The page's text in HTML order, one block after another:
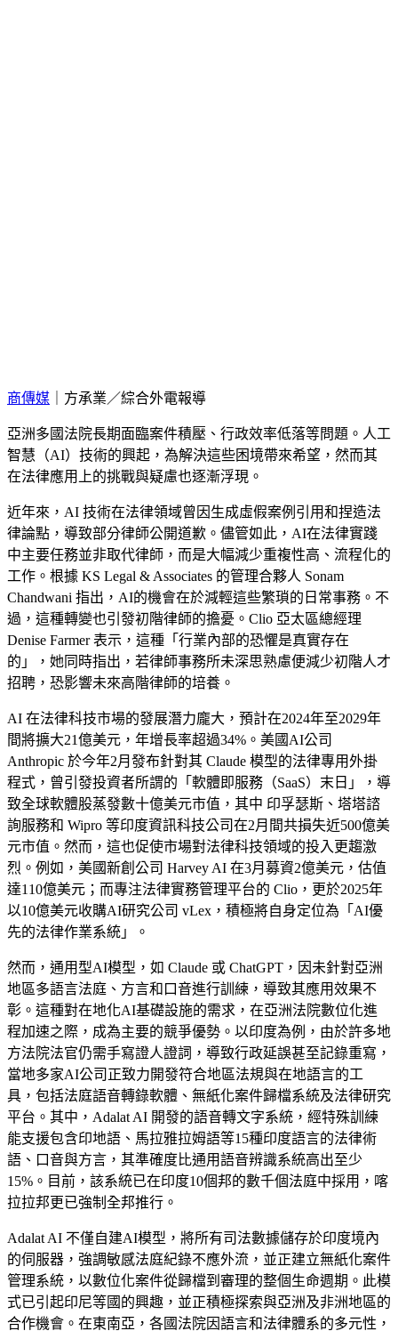
商傳媒 ｜方承業／綜合外電報導
亞洲多國法院長期面臨案件積壓、行政效率低落等問題。人工
智慧（AI）技術的興起，為解決這些困境帶來希望，然而其
在法律應用上的挑戰與疑慮也逐漸浮現。
近年來，AI 技術在法律領域曾因生成虛假案例引用和捏造法
律論點，導致部分律師公開道歉。儘管如此，AI在法律實踐
中主要任務並非取代律師，而是大幅減少重複性高、流程化的
工作。根據 KS Legal & Associates 的管理合夥人 Sonam
Chandwani 指出，AI的機會在於減輕這些繁瑣的日常事務。不
過，這種轉變也引發初階律師的擔憂。Clio 亞太區總經理
Denise Farmer 表示，這種「行業內部的恐懼是真實存在
的」，她同時指出，若律師事務所未深思熟慮便減少初階人才
招聘，恐影響未來高階律師的培養。
AI 在法律科技市場的發展潛力龐大，預計在2024年至2029年
間將擴大21億美元，年增長率超過34%。美國AI公司
Anthropic 於今年2月發布針對其 Claude 模型的法律專用外掛
程式，曾引發投資者所謂的「軟體即服務（SaaS）末日」，導
致全球軟體股蒸發數十億美元市值，其中 印孚瑟斯、塔塔諮
詢服務和 Wipro 等印度資訊科技公司在2月間共損失近500億美
元市值。然而，這也促使市場對法律科技領域的投入更趨激
烈。例如，美國新創公司 Harvey AI 在3月募資2億美元，估值
達110億美元；而專注法律實務管理平台的 Clio，更於2025年
以10億美元收購AI研究公司 vLex，積極將自身定位為「AI優
先的法律作業系統」。
然而，通用型AI模型，如 Claude 或 ChatGPT，因未針對亞洲
地區多語言法庭、方言和口音進行訓練，導致其應用效果不
彰。這種對在地化AI基礎設施的需求，在亞洲法院數位化進
程加速之際，成為主要的競爭優勢。以印度為例，由於許多地
方法院法官仍需手寫證人證詞，導致行政延誤甚至記錄重寫，
當地多家AI公司正致力開發符合地區法規與在地語言的工
具，包括法庭語音轉錄軟體、無紙化案件歸檔系統及法律研究
平台。其中，Adalat AI 開發的語音轉文字系統，經特殊訓練
能支援包含印地語、馬拉雅拉姆語等15種印度語言的法律術
語、口音與方言，其準確度比通用語音辨識系統高出至少
15%。目前，該系統已在印度10個邦的數千個法庭中採用，喀
拉拉邦更已強制全邦推行。
Adalat AI 不僅自建AI模型，將所有司法數據儲存於印度境內
的伺服器，強調敏感法庭紀錄不應外流，並正建立無紙化案件
管理系統，以數位化案件從歸檔到審理的整個生命週期。此模
式已引起印尼等國的興趣，並正積極探索與亞洲及非洲地區的
合作機會。在東南亞，各國法院因語言和法律體系的多元性，